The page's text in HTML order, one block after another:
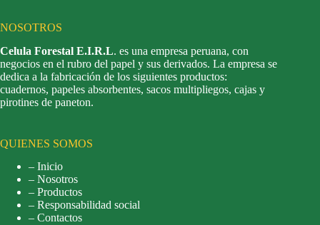
NOSOTROS
Celula Forestal E.I.R.L. es una empresa peruana, con
negocios en el rubro del papel y sus derivados. La empresa se
dedica a la fabricación de los siguientes productos:
cuadernos, papeles absorbentes, sacos multipliegos, cajas y
pirotines de paneton.
QUIENES SOMOS
– Inicio
– Nosotros
– Productos
– Responsabilidad social
– Contactos